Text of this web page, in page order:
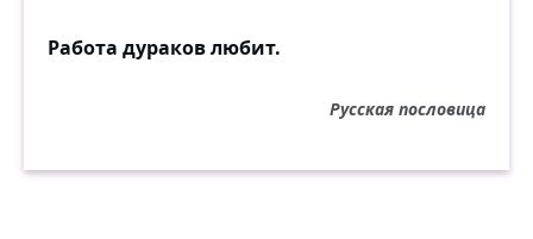
Работа дураков любит.
Русская пословица